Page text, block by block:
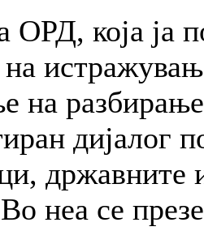
ОРД, која
на
дијалог
државните
неа се